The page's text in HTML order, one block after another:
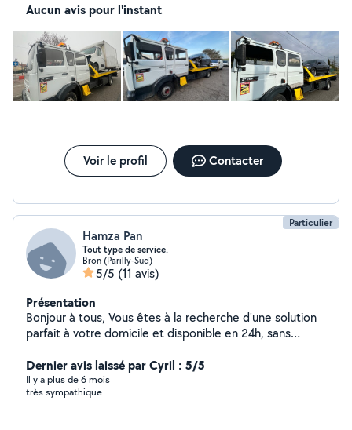
devis téléphonique ^35 Devis sur demandes ^^^^^^^ 07
Aucun avis pour l'instant
Voir le profil Contacter
Particulier
Hamza Pan
Tout type de service.
Bron (Parilly-Sud)
5/5 (11 avis)
Présentation
Bonjour à tous, Vous êtes à la recherche d'une solution
parfait à votre domicile et disponible en 24h, sans
vos exigence je vous propose mes services de ménage
à domicile. Minutieux et sérieux sont mes principaux
atouts. Je propose tout types de nettoyages : * Vitres *
Dernier avis laissé par Cyril : 5/5
Il y a plus de 6 mois
très sympathique